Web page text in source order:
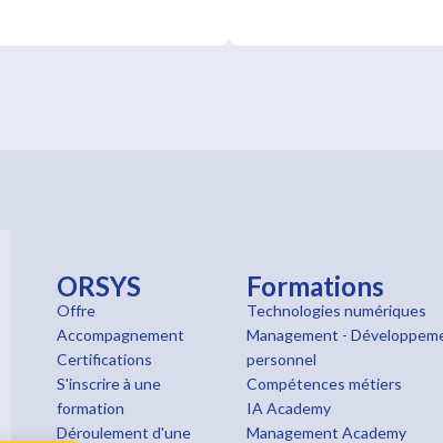
ORSYS
Offre
Accompagnement
Certifications
S'inscrire à une
formation
Déroulement d'une
Formations
Technologies numériques
Management -
personnel
Compétences métiers
IA Academy
Management Academy